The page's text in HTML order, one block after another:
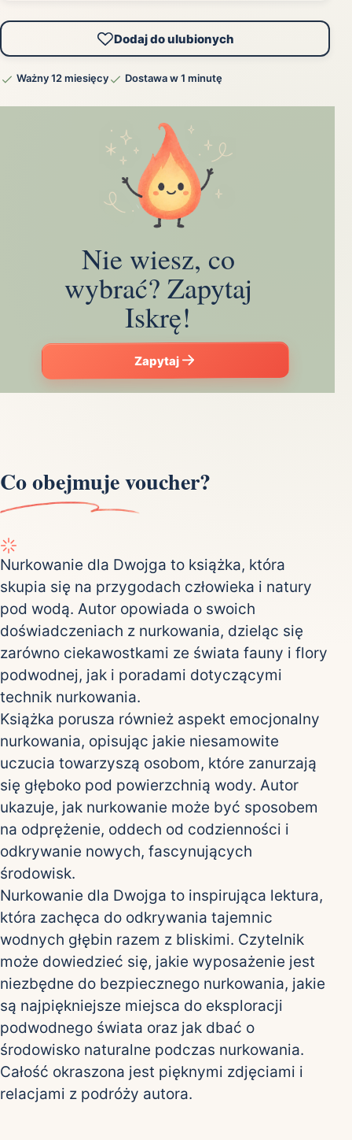
Dodaj do ulubionych
Ważny 12 miesięcy Dostawa w 1 minutę
Nie wiesz, co
wybrać? Zapytaj
Iskrę!
Zapytaj
Co obejmuje voucher?
Nurkowanie dla Dwojga to książka, która
skupia się na przygodach człowieka i natury
pod wodą. Autor opowiada o swoich
doświadczeniach z nurkowania, dzieląc się
zarówno ciekawostkami ze świata fauny i flory
podwodnej, jak i poradami dotyczącymi
technik nurkowania.
Książka porusza również aspekt emocjonalny
nurkowania, opisując jakie niesamowite
uczucia towarzyszą osobom, które zanurzają
się głęboko pod powierzchnią wody. Autor
ukazuje, jak nurkowanie może być sposobem
na odprężenie, oddech od codzienności i
odkrywanie nowych, fascynujących
środowisk.
Nurkowanie dla Dwojga to inspirująca lektura,
która zachęca do odkrywania tajemnic
wodnych głębin razem z bliskimi. Czytelnik
może dowiedzieć się, jakie wyposażenie jest
niezbędne do bezpiecznego nurkowania, jakie
są najpiękniejsze miejsca do eksploracji
podwodnego świata oraz jak dbać o
środowisko naturalne podczas nurkowania.
Całość okraszona jest pięknymi zdjęciami i
relacjami z podróży autora.